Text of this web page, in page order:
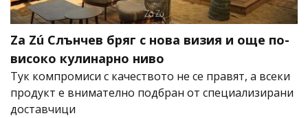
Za Zú Слънчев бряг с нова визия и още по-
високо кулинарно ниво
Тук компромиси с качеството не се правят, а всеки
продукт е внимателно подбран от специализирани
доставчици